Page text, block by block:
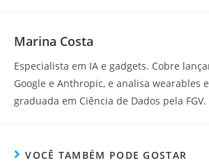
Marina Costa
Especialista em IA e gadgets. Cobre
Google e Anthropic, e analisa wearables
graduada em Ciência de Dados pela FGV.
VOCÊ TAMBÉM PODE GOSTAR